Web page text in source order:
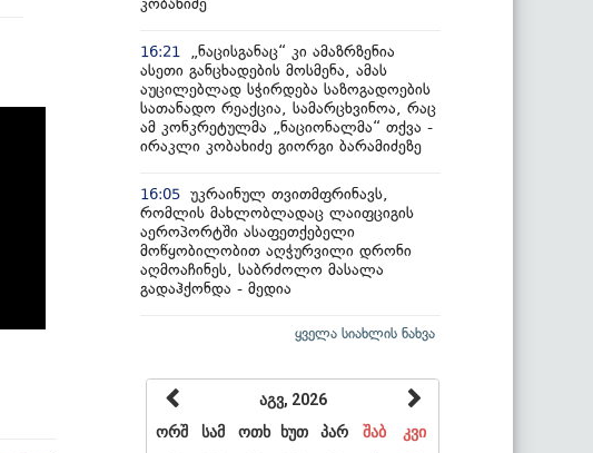
16:21
„ნაცისგანაც“ კი ამაზრზენია
ასეთი განცხადების მოსმენა, ამას
აუცილებლად სჭირდება საზოგადოების
სათანადო რეაქცია, სამარცხვინოა, რაც
ამ კონკრეტულმა „ნაციონალმა“ თქვა -
ირაკლი კობახიძე გიორგი ბარამიძეზე
16:05 უკრაინულ თვითმფრინავს,
რომლის მახლობლადაც ლაიფციგის
აეროპორტში ასაფეთქებელი
მოწყობილობით აღჭურვილი დრონი
აღმოაჩინეს, საბრძოლო მასალა
გადაჰქონდა - მედია
ყველა სიახლის ნახვა
აგვ, 2026
ორშ
სამ ოთხ ხუთ პარ შაბ
კვი